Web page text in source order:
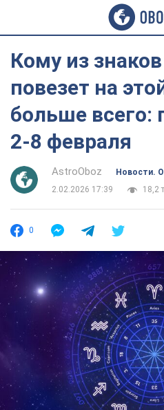
Кому из
повезет на
больше всего:
2-8 февраля
AstroOboz
Новости.
2.02.2026 17:39
18,2
0